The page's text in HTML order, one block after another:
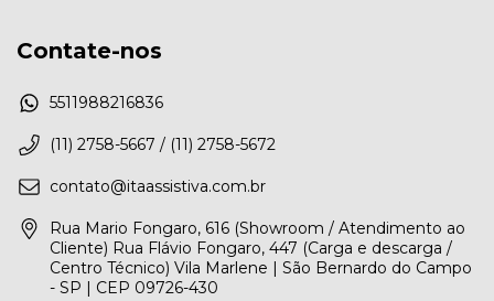
Contate-nos
5511988216836
(11) 2758-5667 / (11) 2758-5672
contato@itaassistiva.com.br
Rua Mario Fongaro, 616 (Showroom / Atendimento ao
Cliente) Rua Flávio Fongaro, 447 (Carga e descarga /
Centro Técnico) Vila Marlene | São Bernardo do Campo
- SP | CEP 09726-430